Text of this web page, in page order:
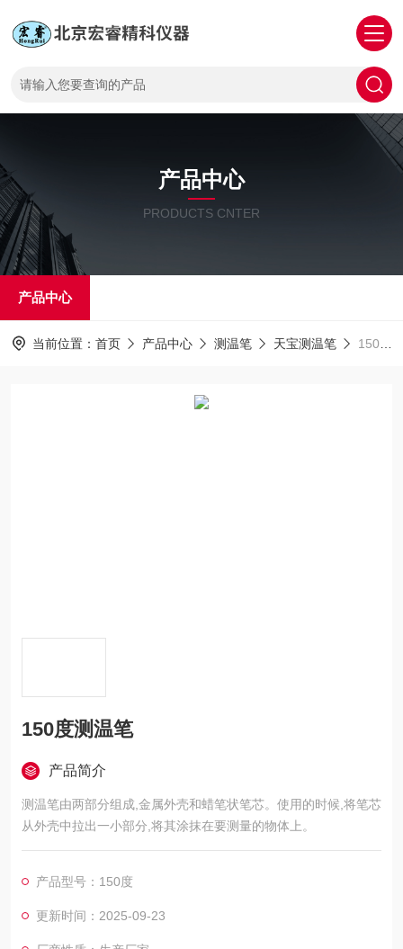
产品中心
PRODUCTS CNTER
产品中心
当前位置： 首页 产品中心 测温笔 天宝测温笔 150度150度测温笔
150度测温笔
产品简介
测温笔由两部分组成,金属外壳和蜡笔状笔芯。使用的时候,将笔芯
从外壳中拉出一小部分,将其涂抹在要测量的物体上。
产品型号：150度
更新时间：2025-09-23